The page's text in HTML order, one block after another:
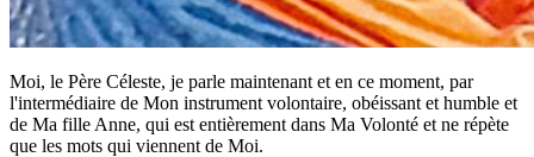
Moi, le Père Céleste, je parle maintenant et en ce moment, par
l'intermédiaire de Mon instrument volontaire, obéissant et humble et
de Ma fille Anne, qui est entièrement dans Ma Volonté et ne répète
que les mots qui viennent de Moi.